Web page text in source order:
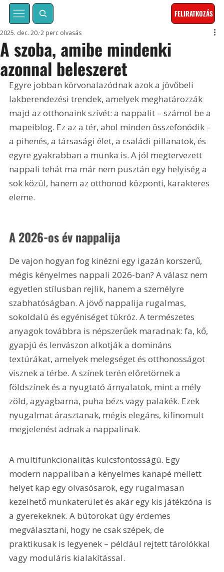
FELIRATKOZÁS
A szoba, amibe mindenki
azonnal beleszeret
2025. dec. 20. 2 perc olvasás
Egyre jobban körvonalazódnak azok a jövőbeli
lakberendezési trendek, amelyek meghatározzák
majd az otthonaink szívét: a nappalit – számol be a
mapeiblog. Ez az a tér, ahol minden összefonódik –
a pihenés, a társasági élet, a családi pillanatok, és
egyre gyakrabban a munka is. A jól megtervezett
nappali tehát ma már nem pusztán egy helyiség a
sok közül, hanem az otthonod központi, karakteres
eleme.
A 2026-os év nappalija
De vajon hogyan fog kinézni egy igazán korszerű,
mégis kényelmes nappali 2026-ban? A válasz nem
egyetlen stílusban rejlik, hanem a személyre
szabhatóságban. A jövő nappalija rugalmas,
sokoldalú és egyéniséget tükröz. A természetes
anyagok továbbra is népszerűek maradnak: fa, kő,
gyapjú és lenvászon alkotják a domináns
textúrákat, amelyek melegséget és otthonosságot
visznek a térbe. A színek terén előretörnek a
földszínek és a nyugtató árnyalatok, mint a mély
zöld, agyagbarna, puha bézs vagy palakék. Ezek
nyugalmat árasztanak, mégis elegáns, kifinomult
megjelenést adnak a nappalinak.
A multifunkcionalitás kulcsfontosságú. Egy
modern nappaliban a kényelmes kanapé mellett
helyet kap egy olvasósarok, egy rugalmasan
kezelhető munkaterület és akár egy kis játékzóna is
a gyerekeknek. A bútorokat úgy érdemes
megválasztani, hogy ne csak szépek, de
praktikusak is legyenek – például rejtett tárolókkal
vagy moduláris kialakítással.